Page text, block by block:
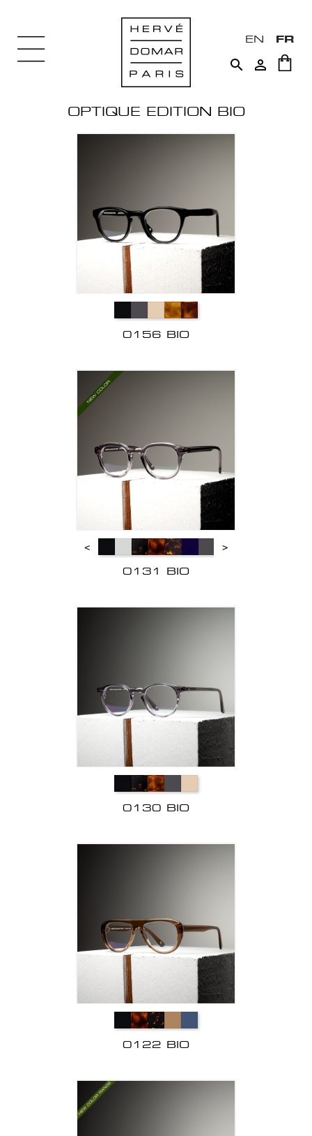
EN FR
 
OPTIQUE EDITION BIO
0156 BIO
<
>
0131 BIO
0130 BIO
0122 BIO